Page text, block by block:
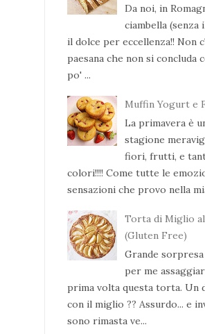
Da noi, in
ciambella (senza
il dolce per eccellenza!! Non
paesana che non si concluda
po' ...
Muffin Yogurt e
La primavera è
stagione
fiori, frutti, e
colori!!!! Come tutte le
sensazioni che provo nella
Torta di Miglio
(Gluten Free)
Grande
per me
prima volta questa torta. Un
con il miglio ?? Assurdo... e
sono rimasta ve...